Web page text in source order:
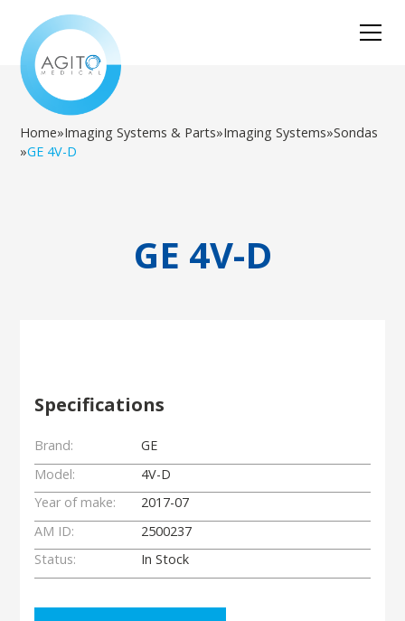
Home»Imaging Systems & Parts»Imaging Systems»Sondas
»GE 4V-D
GE 4V-D
Specifications
Brand:
GE
Model:
4V-D
Year of make:
2017-07
AM ID:
2500237
Status:
In Stock